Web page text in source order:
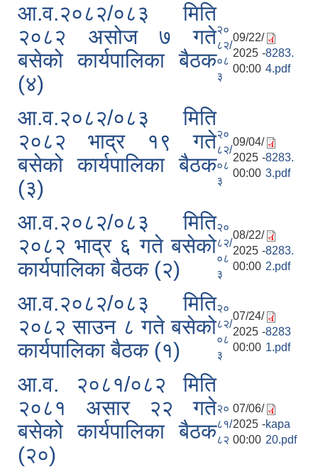
आ.व.२०८२/०८३ मिति
२०८२ असोज ७ गते
बसेको कार्यपालिका बैठक
(४)
२०
८२/
०८
३
09/22/
2025 -
00:00
8283.
4.pdf
आ.व.२०८२/०८३ मिति
२०८२ भाद्र १९ गते
बसेको कार्यपालिका बैठक
(३)
२०
८२/
०८
३
09/04/
2025 -
00:00
8283.
3.pdf
आ.व.२०८२/०८३ मिति
२०८२ भाद्र ६ गते बसेको
कार्यपालिका बैठक (२)
२०
८२/
०८
३
08/22/
2025 -
00:00
8283.
2.pdf
आ.व.२०८२/०८३ मिति
२०८२ साउन ८ गते बसेको
कार्यपालिका बैठक (१)
२०
८२/
०८
३
07/24/
2025 -
00:00
8283
1.pdf
आ.व. २०८१/०८२ मिति
२०८१ असार २२ गते
बसेको कार्यपालिका बैठक
(२०)
२०
८१/
८२
07/06/
2025 -
00:00
kapa
20.pdf